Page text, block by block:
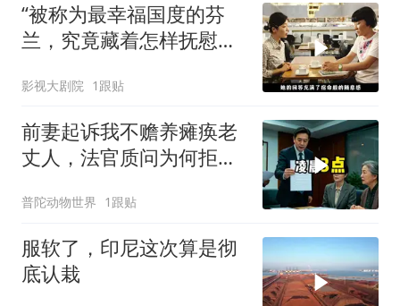
“被称为最幸福国度的芬
兰，究竟藏着怎样抚慰人
影视大剧院 1跟贴
前妻起诉我不赡养瘫痪老
丈人，法官质问为何拒不
普陀动物世界 1跟贴
服软了，印尼这次算是彻
底认栽